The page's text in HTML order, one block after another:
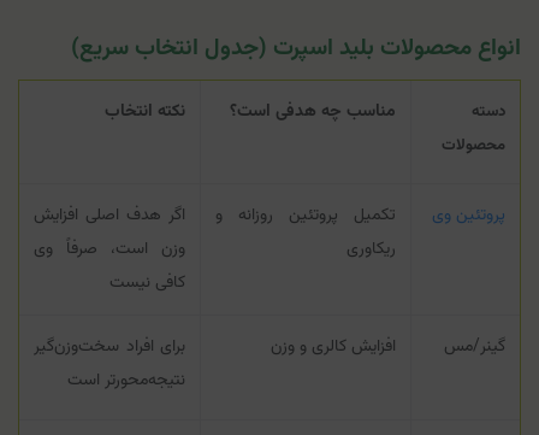
انواع محصولات بلید اسپرت (جدول انتخاب سریع)
دسته
محصولات
مناسب چه هدفی است؟ نکته انتخاب
پروتئین وی
تکمیل پروتئین روزانه و
ریکاوری
اگر هدف اصلی افزایش
وزن است، صرفاً وی
کافی نیست
گینر/مس افزایش کالری و وزن
برای افراد سخت‌وزن‌گیر
نتیجه‌محورتر است